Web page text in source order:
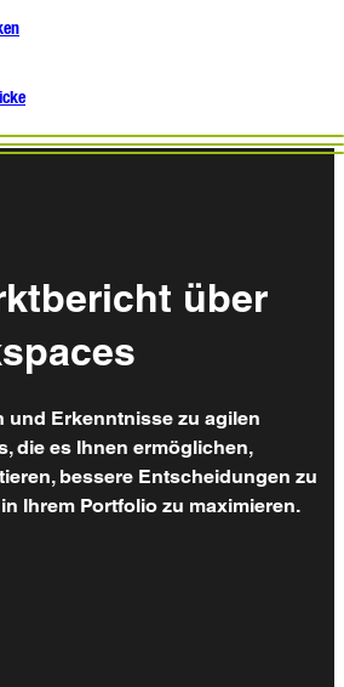
über
und Erkenntnisse zu agilen
die es Ihnen ermöglichen,
bessere Entscheidungen zu
Ihrem Portfolio zu maximieren.